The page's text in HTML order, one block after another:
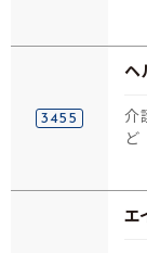
3455
ヘ
介
ど
エ